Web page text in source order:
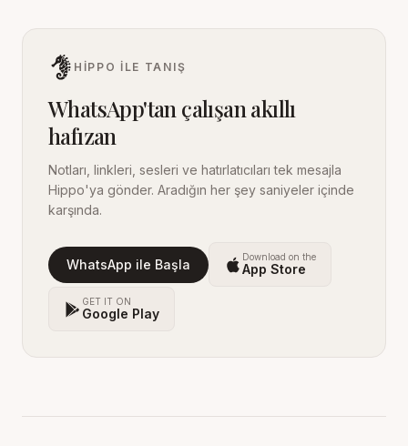
HIPPO ILE TANIŞ
WhatsApp'tan çalışan akıllı
hafızan
Notları, linkleri, sesleri ve hatırlatıcıları tek mesajla
Hippo'ya gönder. Aradığın her şey saniyeler içinde
karşında.
WhatsApp ile Başla Download on the
App Store
GET IT ON
Google Play